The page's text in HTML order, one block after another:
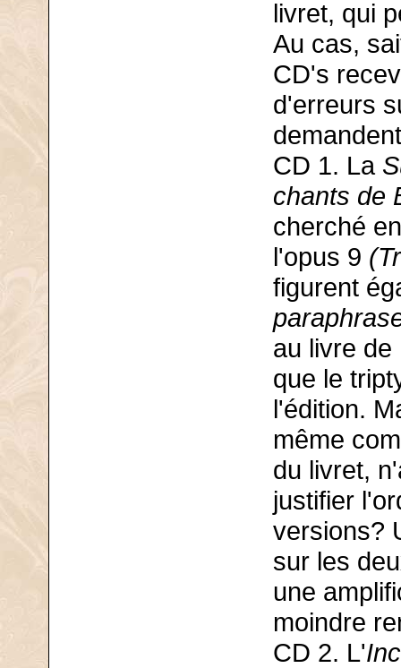
livret, qui
Au cas,
CD's
d'erreurs
CD 1. La
chants de
cherché
l'opus 9
figurent
au livre
que le
l'édition.
même
du livret,
justifier
versions?
sur les
une
moindre
CD 2. L'